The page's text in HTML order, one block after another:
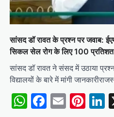
सांसद डॉ रावत के प्रश्न पर जवाब:
सिकल सेल रोग के लिए 100 प्रतिशत
सांसद डॉ रावत ने संसद में उठाया
विद्यालयों के बारे में मांगी
WhatsApp
Facebook
Email